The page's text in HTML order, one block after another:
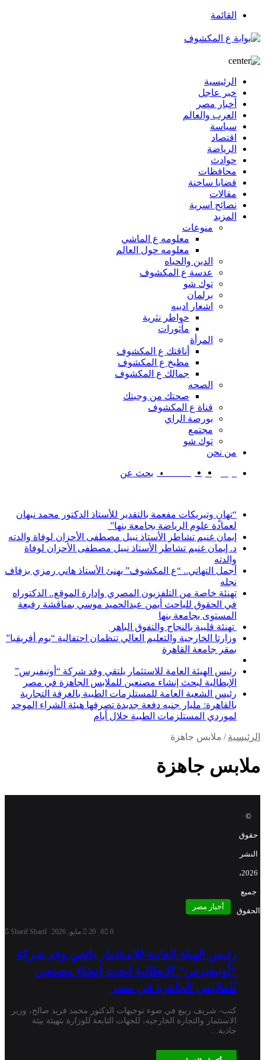
القائمة
الرئيسية
خبر عاجل
أخبار مصر
العرب والعالم
سياسة
اقتصاد
الرياضة
حوادث
محافظات
قضايا ساخنة
مقالات
نصائح اسرية
المزيد
منوعات
معلومه ع الماشي
معلومه حول العالم
الدين والحياه
عدسة ع المكشوف
توك شو
برلمان
اشعار ادبيه
خواطر نثرية
مأثورات
المرأة
أناقتك ع المكشوف
مطبخ ع المكشوف
جمالك ع المكشوف
الصحه
صحتك من وجبتك
قناة ع المكشوف
بورصة الراي
مجتمع
توك شو
من نحن
فيسبوك ‫X
‫YouTube بحث عن
“تهانٍ وتبريكات مفعمة بالتقدير للأستاذ الدكتور محمد نبهان
لعمادة علوم الرياضة بجامعة بنها”
إيمان غنيم تشاطر الأستاذ نبيل مصطفى الأحزان لوفاة والدته
د. إيمان غنيم تشاطر الأستاذ نبيل مصطفى الأحزان لوفاة
والدته
أجمل التهاني.. “ع المكشوف” يهنئ الأستاذ هاني رمزي بزفاف
نجله
تهنئة خاصة من التلفزيون المصري وإدارة الموقع.. الدكتوراه
في الحقوق للباحث أيمن عبدالحميد موسي بمناقشة رفيعة
المستوى بجامعة بنها
تهنئة قلبية بالنجاح والتفوق الباهر
وزارتا الخارجية والتعليم العالي تنظمان احتفالية “يوم أفريقيا”
بمقر جامعة القاهرة
رئيس الهيئة العامة للاستثمار يلتقي وفد شركة “أونيفيرس”
الإيطالية لبحث إنشاء مصنعين للملابس الجاهزة في مصر
رئيس الشعبة العامة للمستلزمات الطبية بالغرفة التجارية
بالقاهرة: مليار جنيه دفعة جديدة تصرفها هيئة الشراء الموحد
لموردي المستلزمات الطبية خلال أيام
الرئيسية / ملابس جاهزة
ملابس جاهزة
أخبار مصر
Sharif Sharif 20 مايو، 2026 0
8
رئيس الهيئة العامة للاستثمار يلتقي وفد شركة
“أونيفيرس” الإيطالية لبحث إنشاء مصنعين
للملابس الجاهزة في مصر
كتب- شريف ربيع في ضوء توجيهات الدكتور محمد فريد صالح، وزير
الاستثمار والتجارة الخارجية، للجهات التابعة للوزارة بتهيئة بيئة
جاذبة…
©
حقوق
النشر
2026،
جميع
الحقوق